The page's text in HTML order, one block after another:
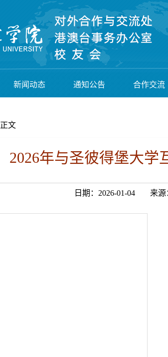
新闻动态 通知公告 合作交流
正文
2026年与圣彼得堡大学
日期：2026-01-04 来源